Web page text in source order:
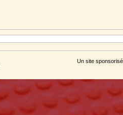
Un site